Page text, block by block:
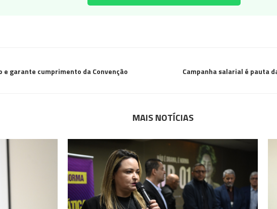
garante cumprimento da Convenção
Campanha salarial é pauta
MAIS NOTÍCIAS